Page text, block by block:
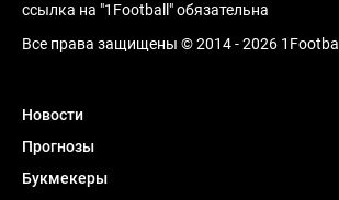
ссылка на "1Football" обязательна
Все права защищены © 2014 - 2026 1Football
Новости
Прогнозы
Букмекеры